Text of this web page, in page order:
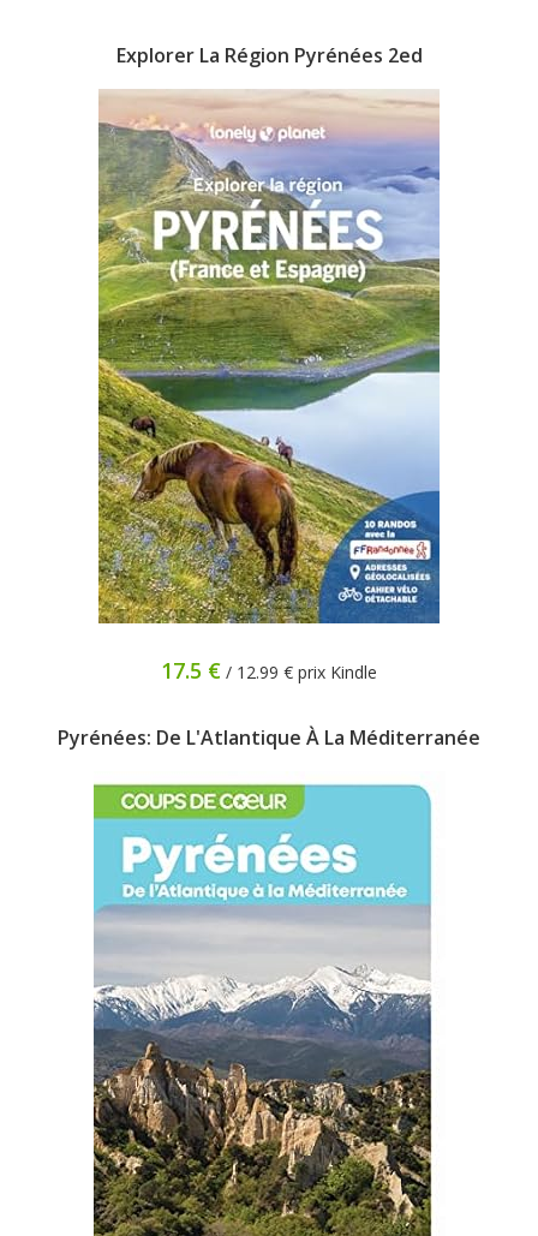
Explorer La Région Pyrénées 2ed
17.5 € / 12.99 € prix Kindle
Pyrénées: De L'Atlantique À La Méditerranée